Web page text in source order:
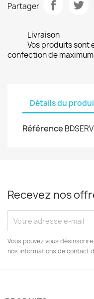
Partager
Livraison
Vos produits sont
confection de
Détails du
Référence
Recevez nos
Vous pouvez vous
nos informations de contact